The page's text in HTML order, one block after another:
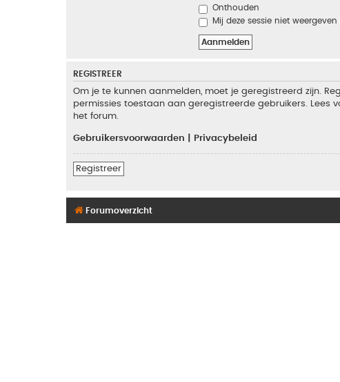
Onthouden
Mij deze sessie niet
REGISTREER
Om je te kunnen aanmelden, moet je geregistreerd zijn.
permissies toestaan aan geregistreerde gebruikers. Lees
het forum.
Gebruikersvoorwaarden Privacybeleid
Registreer
Forumoverzicht